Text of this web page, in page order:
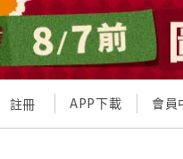
註冊 APP下載 會員